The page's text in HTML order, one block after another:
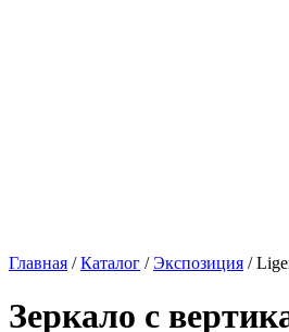
Главная /Каталог /Экспозиция /
Зеркало с